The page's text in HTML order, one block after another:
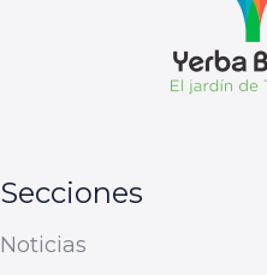
Secciones
Noticias